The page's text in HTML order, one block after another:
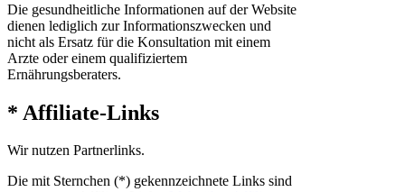
Die gesundheitliche Informationen auf der Website
dienen lediglich zur Informationszwecken und
nicht als Ersatz für die Konsultation mit einem
Arzte oder einem qualifiziertem
Ernährungsberaters.
* Affiliate-Links
Wir nutzen Partnerlinks.
Die mit Sternchen (*) gekennzeichnete Links sind